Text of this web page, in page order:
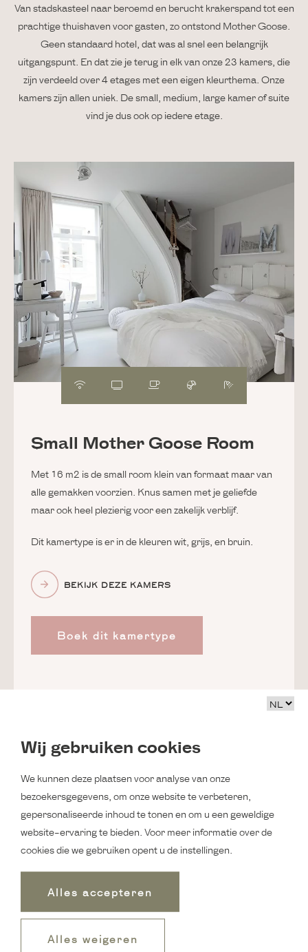
Van stadskasteel naar beroemd en berucht krakerspand tot een
prachtige thuishaven voor gasten, zo ontstond Mother Goose.
Geen standaard hotel, dat was al snel een belangrijk
uitgangspunt. En dat zie je terug in elk van onze 23 kamers, die
zijn verdeeld over 4 etages met een eigen kleurthema. Onze
kamers zijn allen uniek. De small, medium, large kamer of suite
vind je dus ook op iedere etage.
Small Mother Goose Room
Met 16 m2 is de small room klein van formaat maar van
alle gemakken voorzien. Knus samen met je geliefde
maar ook heel plezierig voor een zakelijk verblijf.
Dit kamertype is er in de kleuren wit, grijs, en bruin.
BEKIJK DEZE KAMERS
Boek dit kamertype
Wij gebruiken cookies
We kunnen deze plaatsen voor analyse van onze
bezoekersgegevens, om onze website te verbeteren,
gepersonaliseerde inhoud te tonen en om u een geweldige
website-ervaring te bieden. Voor meer informatie over de
cookies die we gebruiken opent u de instellingen.
Alles accepteren
Alles weigeren